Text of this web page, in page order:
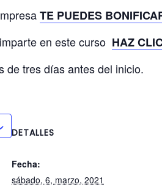
TE PUEDES
en este curso HAZ
de tres días antes del inicio.
DETALLES
Fecha:
sábado, 6, marzo, 2021